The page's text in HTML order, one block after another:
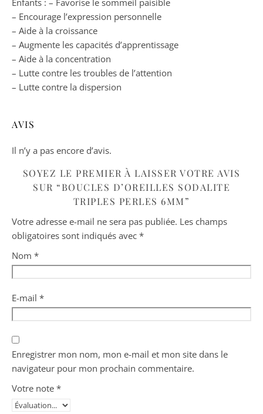
Enfants : – Favorise le sommeil paisible
– Encourage l’expression personnelle
– Aide à la croissance
– Augmente les capacités d’apprentissage
– Aide à la concentration
– Lutte contre les troubles de l’attention
– Lutte contre la dispersion
AVIS
Il n’y a pas encore d’avis.
SOYEZ LE PREMIER À LAISSER VOTRE AVIS
SUR “BOUCLES D’OREILLES SODALITE
TRIPLES PERLES 6MM”
Votre adresse e-mail ne sera pas publiée. Les champs
obligatoires sont indiqués avec *
Nom *
E-mail *
Enregistrer mon nom, mon e-mail et mon site dans le
navigateur pour mon prochain commentaire.
Votre note *